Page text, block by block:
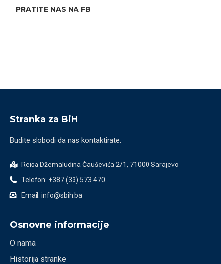
PRATITE NAS NA FB
Stranka za BiH
Budite slobodi da nas kontaktirate.
Reisa Džemaludina Čauševića 2/1, 71000 Sarajevo
Telefon: +387 (33) 573 470
Email: info@sbih.ba
Osnovne informacije
O nama
Historija stranke